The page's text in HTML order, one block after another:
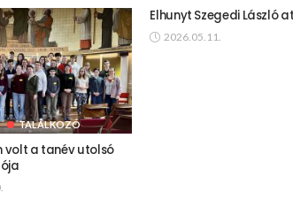
TALÁLKOZÓ
volt a tanév utolsó
Elhunyt Szegedi László
2026.05.11.